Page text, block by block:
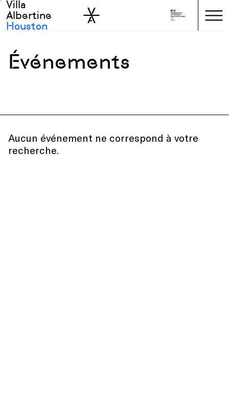
Skip to main
Skip to sidebar
Villa
Albertine
Houston
Événements
Toutes disciplines
Aucun événement ne correspond à votre
recherche.